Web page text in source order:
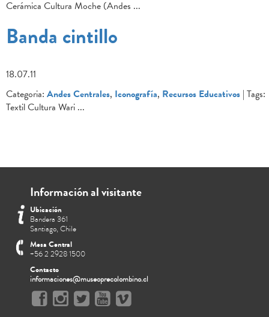
Cerámica Cultura Moche (Andes ...
Banda cintillo
18.07.11
Categoria: Andes Centrales, Iconografía, Recursos Educativos | Tags:
Textil Cultura Wari ...
Información al visitante
Ubicación
Bandera 361
Santiago, Chile
Mesa Central
+56 2 2928 1500
Contacto
informaciones@museoprecolombino.cl